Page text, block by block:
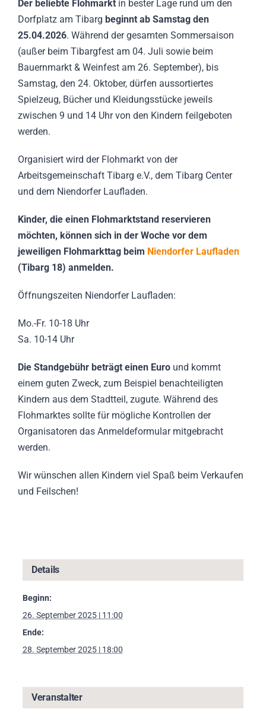
Der beliebte Flohmarkt in bester Lage rund um den
Dorfplatz am Tibarg beginnt ab Samstag den
25.04.2026. Während der gesamten Sommersaison
(außer beim Tibargfest am 04. Juli sowie beim
Bauernmarkt & Weinfest am 26. September), bis
Samstag, den 24. Oktober, dürfen aussortiertes
Spielzeug, Bücher und Kleidungsstücke jeweils
zwischen 9 und 14 Uhr von den Kindern feilgeboten
werden.
Organisiert wird der Flohmarkt von der
Arbeitsgemeinschaft Tibarg e.V., dem Tibarg Center
und dem Niendorfer Laufladen.
Kinder, die einen Flohmarktstand reservieren
möchten, können sich in der Woche vor dem
jeweiligen Flohmarkttag beim Niendorfer Laufladen
(Tibarg 18) anmelden.
Öffnungszeiten Niendorfer Laufladen:
Mo.-Fr. 10-18 Uhr
Sa. 10-14 Uhr
Die Standgebühr beträgt einen Euro und kommt
einem guten Zweck, zum Beispiel benachteiligten
Kindern aus dem Stadtteil, zugute. Während des
Flohmarktes sollte für mögliche Kontrollen der
Organisatoren das Anmeldeformular mitgebracht
werden.
Wir wünschen allen Kindern viel Spaß beim Verkaufen
und Feilschen!
Details
Beginn:
26. September 2025 | 11:00
Ende:
28. September 2025 | 18:00
Veranstalter